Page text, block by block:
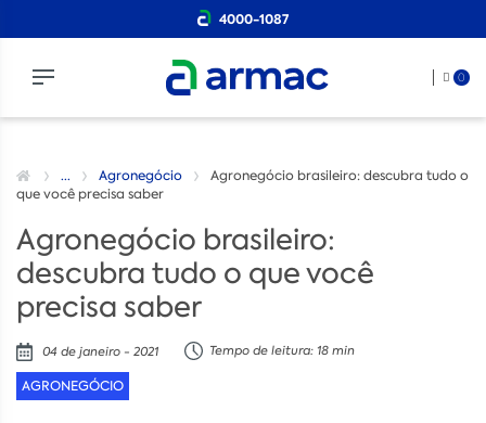
4000-1087
0
... Agronegócio
Agronegócio brasileiro: descubra tudo o
que você precisa saber
Agronegócio brasileiro:
descubra tudo o que você
precisa saber
04 de janeiro - 2021 Tempo de leitura: 18 min
AGRONEGÓCIO